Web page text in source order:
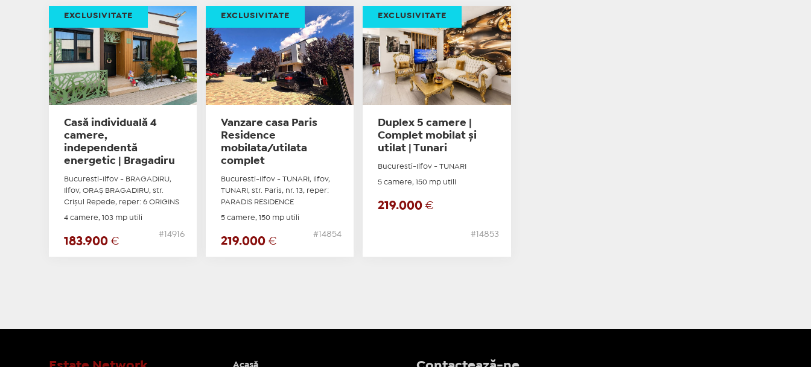
Casă individuală 4
camere,
independentă
energetic | Bragadiru
Bucuresti-Ilfov - BRAGADIRU,
Ilfov, ORAŞ BRAGADIRU, str.
Crişul Repede, reper: 6 ORIGINS
4 camere, 103 mp utili
183.900 €
#14916
EXCLUSIVITATE
Vanzare casa Paris
Residence
mobilata/utilata
complet
Bucuresti-Ilfov - TUNARI, Ilfov,
TUNARI, str. Paris, nr. 13, reper:
PARADIS RESIDENCE
5 camere, 150 mp utili
219.000€
#14854
EXCLUSIVITATE
Duplex 5 camere |
Complet mobilat și
utilat | Tunari
Bucuresti-Ilfov - TUNARI
5 camere, 150 mp utili
219.000€
#14853
EXCLUSIVITATE
Acasă